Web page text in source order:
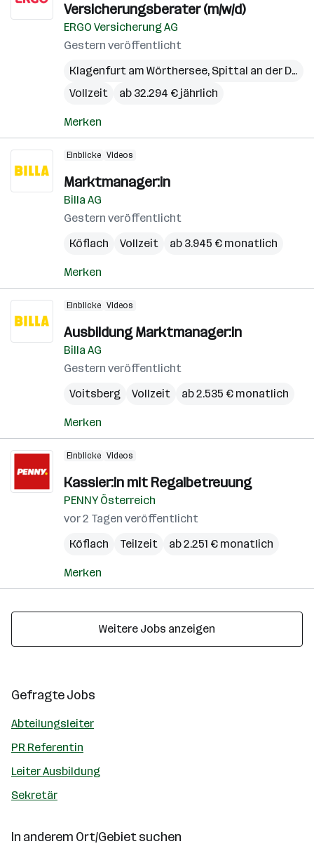
Versicherungsberater (m/w/d)
ERGO Versicherung AG
Gestern veröffentlicht
Klagenfurt am Wörthersee, Spittal an der Drau
Vollzeit
ab 32.294 € jährlich
Merken
Einblicke Videos
Marktmanager:in
Billa AG
Gestern veröffentlicht
Köflach
Vollzeit ab 3.945 € monatlich
Merken
Einblicke Videos
Ausbildung Marktmanager:in
Billa AG
Gestern veröffentlicht
Voitsberg
Vollzeit ab 2.535 € monatlich
Merken
Einblicke Videos
Kassier:in mit Regalbetreuung
PENNY Österreich
vor 2 Tagen veröffentlicht
Köflach
Teilzeit ab 2.251 € monatlich
Merken
Weitere Jobs anzeigen
Gefragte Jobs
Abteilungsleiter
PR Referentin
Leiter Ausbildung
Sekretär
In anderem Ort/Gebiet suchen